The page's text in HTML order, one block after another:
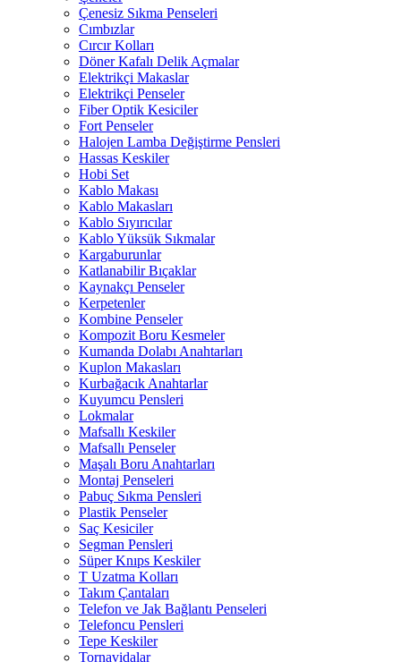
Çenesiz Sıkma Penseleri
Cımbızlar
Cırcır Kolları
Döner Kafalı Delik Açmalar
Elektrikçi Makaslar
Elektrikçi Penseler
Fiber Optik Kesiciler
Fort Penseler
Halojen Lamba Değiştirme Pensleri
Hassas Keskiler
Hobi Set
Kablo Makası
Kablo Makasları
Kablo Sıyırıcılar
Kablo Yüksük Sıkmalar
Kargaburunlar
Katlanabilir Bıçaklar
Kaynakçı Penseler
Kerpetenler
Kombine Penseler
Kompozit Boru Kesmeler
Kumanda Dolabı Anahtarları
Kuplon Makasları
Kurbağacık Anahtarlar
Kuyumcu Pensleri
Lokmalar
Mafsallı Keskiler
Mafsallı Penseler
Maşalı Boru Anahtarları
Montaj Penseleri
Pabuç Sıkma Pensleri
Plastik Penseler
Saç Kesiciler
Segman Pensleri
Süper Knıps Keskiler
T Uzatma Kolları
Takım Çantaları
Telefon ve Jak Bağlantı Penseleri
Telefoncu Pensleri
Tepe Keskiler
Tornavidalar